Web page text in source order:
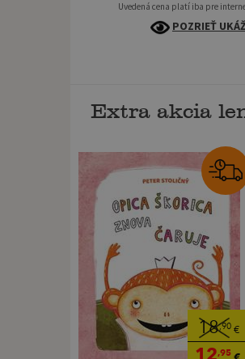
Uvedená cena platí iba pre
POZRIEŤ
Extra akcia
18,90€
12,95